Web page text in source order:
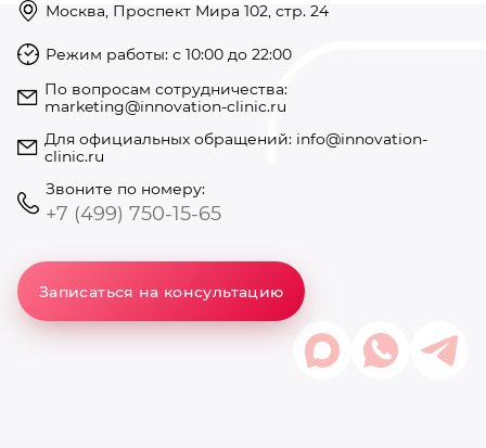
Режим работы: с 10:00 до 22:00
+74997501585
Москва, Проспект Мира 102, стр. 24
Режим работы: с 10:00 до 22:00
По вопросам сотрудничества:
marketing@innovation-clinic.ru
Для официальных обращений: info@innovation-
clinic.ru
Звоните по номеру:
+7 (499) 750-15-65
Записаться на консультацию